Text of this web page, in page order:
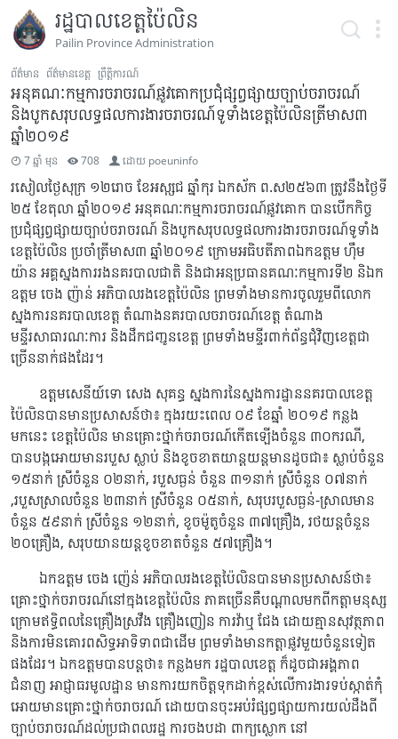
រដ្ឋបាលខេត្តប៉ៃលិន
Pailin Province Administration
ព័ត៌មាន ព័ត៌មានខេត្ត ព្រឹត្តិការណ៍
អនុគណៈកម្មការចរាចរណ៍ផ្លូវគោកប្រជុំផ្សព្វផ្សាយច្បាប់ចរាចរណ៍
និងបូកសរុបលទ្ធផលការងារចរាចរណ៍ទូទាំងខេត្តប៉ៃលិនត្រីមាស៣
ឆ្នាំ២០១៩
7 ឆ្នាំ មុន 708 ដោយ poeuninfo
រសៀលថ្ងៃសុក្រ ១២រោច ខែអស្សុជ ឆ្នាំកុរ ឯកស័ក ព.ស២៥៦៣ ត្រូវនឹងថ្ងៃទី
២៥ ខែតុលា ឆ្នាំ២០១៩ អនុគណៈកម្មការចរាចរណ៍ផ្លូវគោក បានបើកកិច្ច
ប្រជុំផ្សព្វផ្សាយច្បាប់ចរាចរណ៍ និងបូកសរុបលទ្ធផលការងារចរាចរណ៍ទូទាំង
ខេត្តប៉ៃលិន ប្រចាំត្រីមាស៣ ឆ្នាំ២០១៩ ក្រោមអធិបតីភាពឯកឧត្តម ហ៊ឹម
យ៉ាន អគ្គស្នងការរងនគរបាលជាតិ និងជាអនុប្រធានគណៈកម្មការទី២ និឯក
ឧត្តម ចេង ញ៉ាន់ អភិបាលរងខេត្តប៉ៃលិន ព្រមទាំងមានការចូលរួមពីលោក
ស្នងការនគរបាលខេត្ត តំណាងនគរបាលចរាចរណ៍ខេត្ត តំណាង
មន្ទីរសាធារណៈការ និងដឹកជញ្ជូនខេត្ត ព្រមទាំងមន្ទីរពាក់ព័ន្ធជុំវិញខេត្តជា
ច្រើននាក់ផងដែរ។
ឧត្តមសេនីយ៍ទោ សេង សុគន្ធ ស្នងការនៃស្នងការដ្ឋាននគរបាលខេត្ត
ប៉ៃលិនបានមានប្រសាសន៍ថា៖ ក្នុងរយះពេល ០៩ ខែឆ្នាំ ២០១៩ កន្លង
មកនេះ ខេត្តប៉ៃលិន មានគ្រោះថ្នាក់ចរាចរណ៍កើតឡើងចំនួន ៣០ករណី,
បានបង្កអោយមានរបួស ស្លាប់ និងខូចខាតយាន្តយន្តមានដូចជា៖ ស្លាប់ចំនួន
១៥នាក់ ស្រីចំនួន ០២នាក់, របួសធ្ងន់ ចំនួន ៣១នាក់ ស្រីចំនួន ០៧នាក់
,របួសស្រាលចំនួន ២៣នាក់ ស្រីចំនួន ០៥នាក់, សរុបរបួសធ្ងន់-ស្រាលមាន
ចំនួន ៥៩នាក់ ស្រីចំនួន ១២នាក់, ខូចម៉ូតូចំនួន ៣៧គ្រឿង, រថយន្តចំនួន
២០គ្រឿង, សរុបយានយន្តខូចខាតចំនួន ៥៧គ្រឿង។
ឯកឧត្តម ចេង ញ៉េន់ អភិបាលរងខេត្តប៉ៃលិនបានមានប្រសាសន៍ថា៖
គ្រោះថ្នាក់ចរាចរណ៍នៅក្នុងខេត្តប៉ៃលិន ភាគច្រើនគឺបណ្តាលមកពីកត្តាមនុស្ស
ក្រោមឥទ្ធិពលនៃគ្រឿងស្រវឹង គ្រឿងញៀន ការវ៉ាឬ ជែង ដោយគ្មានសុវត្ថភាព
និងការមិនគោរពសិទ្ធអាទិទាពជាដើម ព្រមទាំងមានកត្តាផ្លូវមួយចំនួនទៀត
ផងដែរ។ ឯកឧត្តមបានបន្តថា៖ កន្លងមក រដ្ឋបាលខេត្ត ក៏ដូចជាអង្គភាព
ជំនាញ អាជ្ញាធរមូលដ្ឋាន មានការយកចិត្តទុកដាក់ខ្ពស់លើការងារទប់ស្កាត់កុំ
អោយមានគ្រោះថ្នាក់ចរាចរណ៍ ដោយបានចុះអប់រំផ្សព្វផ្សាយការយល់ដឹងពី
ច្បាប់ចរាចរណ៍ដល់ប្រជាពលរដ្ឋ ការចងបដា ពាក្យស្លោក នៅ